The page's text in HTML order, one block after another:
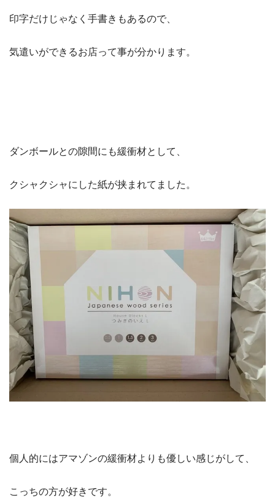
印字だけじゃなく手書きもあるので、
気遣いができるお店って事が分かります。
ダンボールとの隙間にも緩衝材として、
クシャクシャにした紙が挟まれてました。
個人的にはアマゾンの緩衝材よりも優しい感じがして、
こっちの方が好きです。